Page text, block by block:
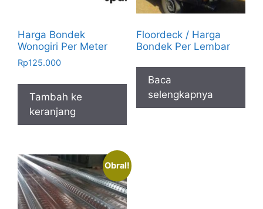
Harga Bondek
Wonogiri Per Meter
Rp125.000
Tambah ke
keranjang
Floordeck / Harga
Bondek Per Lembar
Baca
selengkapnya
Obral!